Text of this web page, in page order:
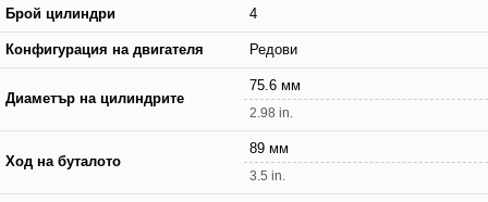
Брой цилиндри 4
Конфигурация на двигателя Редови
Диаметър на цилиндрите
75.6 мм
2.98 in.
Ход на буталото
89 мм
3.5 in.